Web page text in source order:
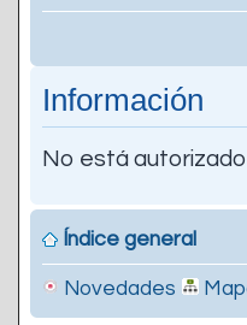
Información
No está
Índice general
Novedades